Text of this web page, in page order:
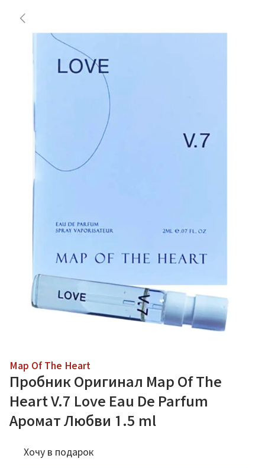
Map Of The Heart
Пробник Оригинал Map Of The
Heart V.7 Love Eau De Parfum
Аромат Любви 1.5 ml
Хочу в подарок